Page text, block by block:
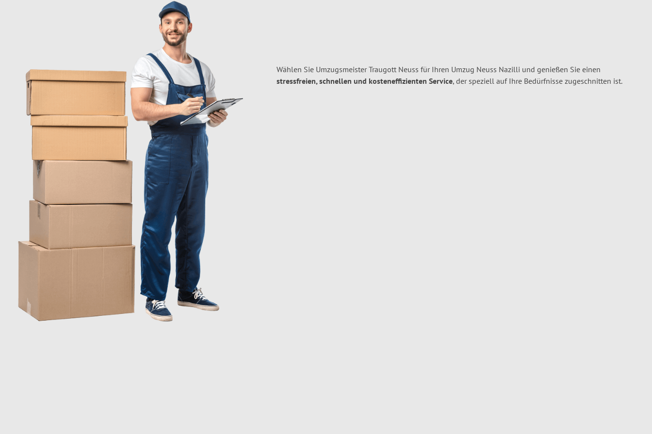
Wählen Sie Umzugsmeister Traugott Neuss für Ihren Umzug Neuss Nazilli und genießen Sie einen
stressfreien, schnellen und kosteneffizienten Service, der speziell auf Ihre Bedürfnisse zugeschnitten ist.